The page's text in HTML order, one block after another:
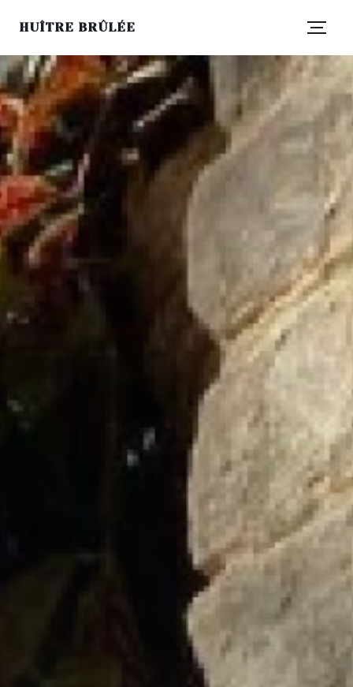
HUÎTRE BRÛLÉE